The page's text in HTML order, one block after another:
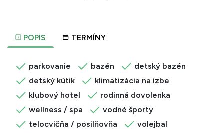
POPIS TERMÍNY
parkovanie bazén
detský bazén
detský kútik
klimatizácia na izbe
klubový hotel
rodinná dovolenka
wellness / spa
vodné športy
telocvičňa / posilňovňa
volejbal